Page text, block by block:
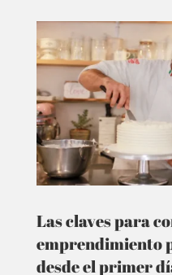
Las claves para
emprendimiento
desde el primer